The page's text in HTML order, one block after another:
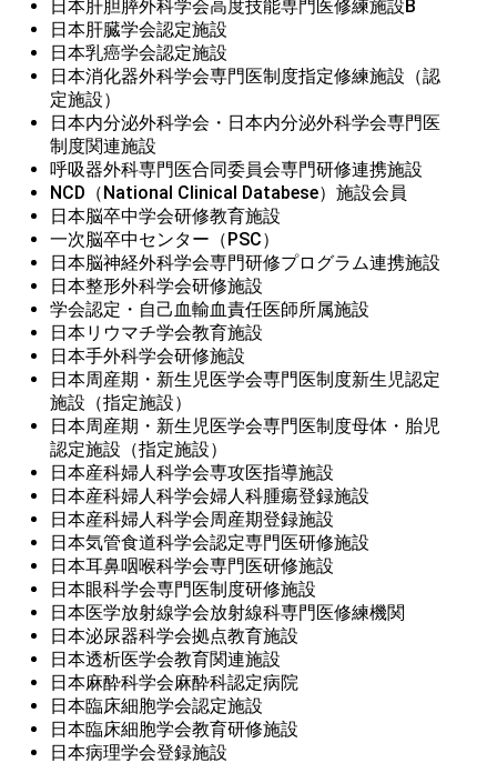
日本肝胆膵外科学会高度技能専門医修練施設B
日本肝臓学会認定施設
日本乳癌学会認定施設
日本消化器外科学会専門医制度指定修練施設（認
定施設）
日本内分泌外科学会・日本内分泌外科学会専門医
制度関連施設
呼吸器外科専門医合同委員会専門研修連携施設
NCD（National Clinical Databese）施設会員
日本脳卒中学会研修教育施設
一次脳卒中センター（PSC）
日本脳神経外科学会専門研修プログラム連携施設
日本整形外科学会研修施設
学会認定・自己血輸血責任医師所属施設
日本リウマチ学会教育施設
日本手外科学会研修施設
日本周産期・新生児医学会専門医制度新生児認定
施設（指定施設）
日本周産期・新生児医学会専門医制度母体・胎児
認定施設（指定施設）
日本産科婦人科学会専攻医指導施設
日本産科婦人科学会婦人科腫瘍登録施設
日本産科婦人科学会周産期登録施設
日本気管食道科学会認定専門医研修施設
日本耳鼻咽喉科学会専門医研修施設
日本眼科学会専門医制度研修施設
日本医学放射線学会放射線科専門医修練機関
日本泌尿器科学会拠点教育施設
日本透析医学会教育関連施設
日本麻酔科学会麻酔科認定病院
日本臨床細胞学会認定施設
日本臨床細胞学会教育研修施設
日本病理学会登録施設